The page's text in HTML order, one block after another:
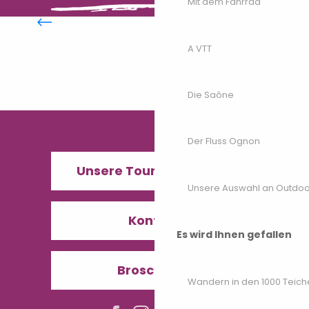
A VTT
Die Saône
Der Fluss Ognon
Unsere Auswahl an
Es wird Ihnen gefallen
Wandern in den 1000
Entdecken
Unsere Tourismusbüros
Kontakt
Broschüren